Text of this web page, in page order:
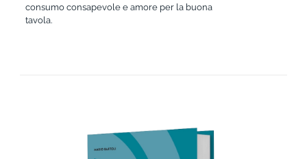
consumo consapevole e amore per la buona
tavola.